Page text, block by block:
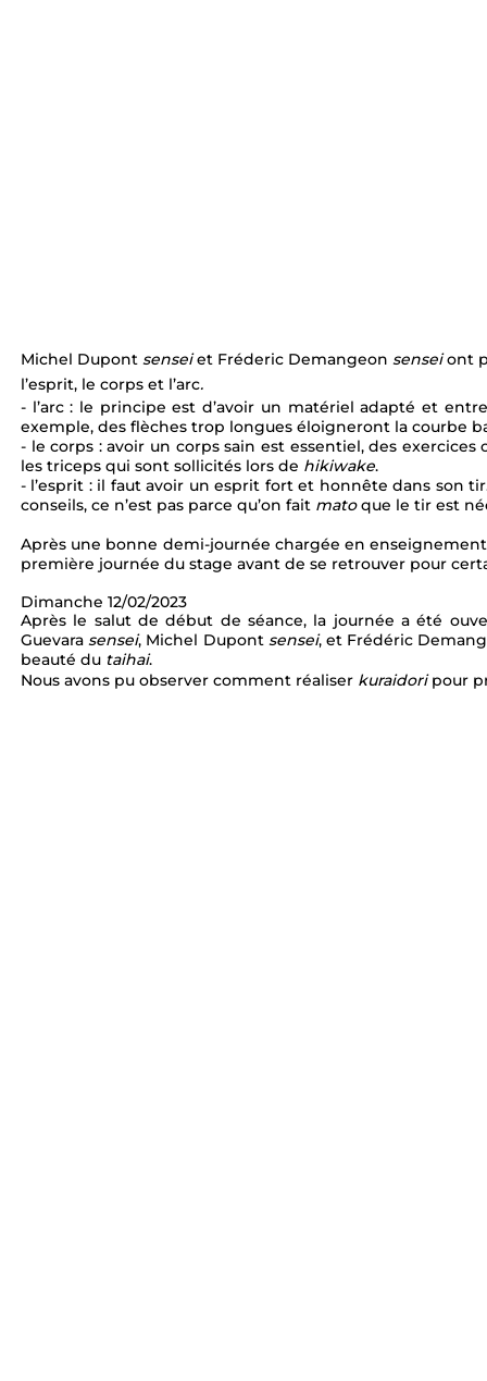
Michel Dupont sensei et Fréderic Demangeon sensei ont
l’esprit, le corps et l’arc.
- l’arc : le principe est d’avoir un matériel adapté et
exemple, des flèches trop longues éloigneront la courbe
- le corps : avoir un corps sain est essentiel, des
les triceps qui sont sollicités lors de hikiwake.
- l’esprit : il faut avoir un esprit fort et honnête dans son
conseils, ce n’est pas parce qu’on fait mato que le tir est
Après une bonne demi-journée chargée en
première journée du stage avant de se retrouver pour
Dimanche 12/02/2023
Après le salut de début de séance, la journée a été
Guevara sensei, Michel Dupont sensei, et Frédéric
beauté du taihai.
Nous avons pu observer comment réaliser kuraidori pour